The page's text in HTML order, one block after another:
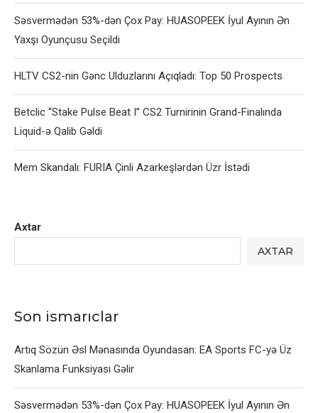
Axtar
AXTAR
Son ismarıclar
Artıq Sözün Əsl Mənasında Oyundasan: EA Sports FC-yə Üz
Skanlama Funksiyası Gəlir
Səsvermədən 53%-dən Çox Pay: HUASOPEEK İyul Ayının Ən
Səsvermədən 53%-dən Çox Pay: HUASOPEEK İyul Ayının Ən
Yaxşı Oyunçusu Seçildi
HLTV CS2-nin Gənc Ulduzlarını Açıqladı: Top 50 Prospects
Betclic “Stake Pulse Beat I” CS2 Turnirinin Grand-Finalında
Liquid-ə Qalib Gəldi
Mem Skandalı: FURIA Çinli Azarkeşlərdən Üzr İstədi